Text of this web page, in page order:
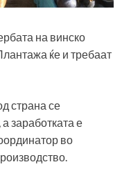
на винско
ќе и требаат
страна се
заработката е
во